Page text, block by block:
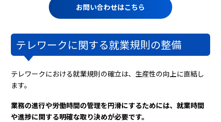
お問い合わせはこちら
テレワークに関する就業規則の整備
テレワークにおける就業規則の確立は、生産性の向上に直結し
ます。
業務の進行や労働時間の管理を円滑にするためには、就業時間
や進捗に関する明確な取り決めが必要です。